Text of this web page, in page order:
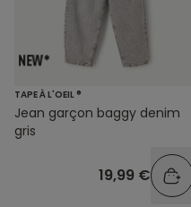
TAPE À L'OEIL ®
Jean garçon baggy denim
gris
19,99 €